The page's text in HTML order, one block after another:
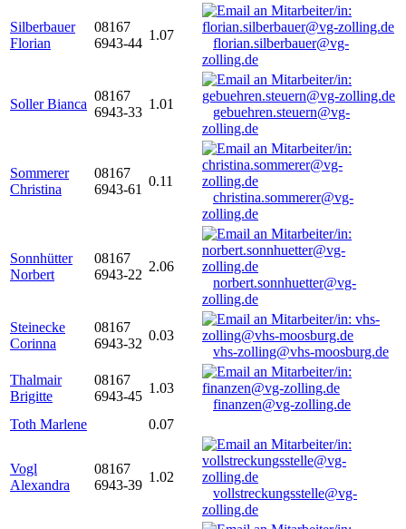
Silberbauer
Florian
08167
6943-44
1.07
florian.silberbauer@vg-
zolling.de
Soller Bianca
08167
6943-33
1.01
gebuehren.steuern@vg-
zolling.de
Sommerer
Christina
08167
6943-61
0.11
christina.sommerer@vg-
zolling.de
Sonnhütter
Norbert
08167
6943-22
2.06
norbert.sonnhuetter@vg-
zolling.de
Steinecke
Corinna
08167
6943-32
0.03
vhs-zolling@vhs-moosburg.de
Thalmair
Brigitte
08167
6943-45
1.03
finanzen@vg-zolling.de
Toth Marlene
0.07
Vogl
Alexandra
08167
6943-39
1.02
vollstreckungsstelle@vg-
zolling.de